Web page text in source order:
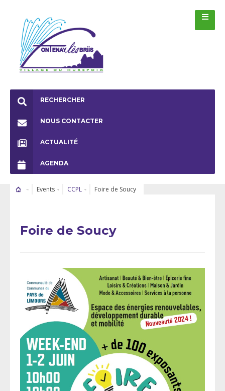
RECHERCHER
NOUS CONTACTER
ACTUALITÉ
AGENDA
Events CCPL Foire de Soucy
Foire de Soucy